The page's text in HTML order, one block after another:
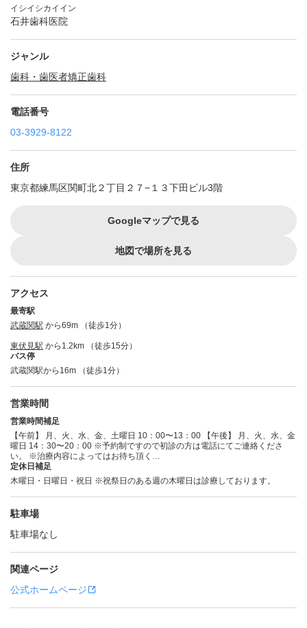
イシイシカイイン
石井歯科医院
ジャンル
歯科・歯医者矯正歯科
電話番号
03-3929-8122
住所
東京都練馬区関町北２丁目２７−１３下田ビル3階
Googleマップで見る
地図で場所を見る
アクセス
最寄駅
武蔵関駅 から69m （徒歩1分）
東伏見駅 から1.2km （徒歩15分）
バス停
武蔵関駅から16m （徒歩1分）
営業時間
営業時間補足
【午前】 月、火、水、金、土曜日 10：00〜13：00 【午後】 月、火、水、金
曜日 14：30〜20：00 ※予約制ですので初診の方は電話にてご連絡くださ
い。 ※治療内容によってはお待ち頂く…
定休日補足
木曜日・日曜日・祝日 ※祝祭日のある週の木曜日は診療しております。
駐車場
駐車場なし
関連ページ
公式ホームページ